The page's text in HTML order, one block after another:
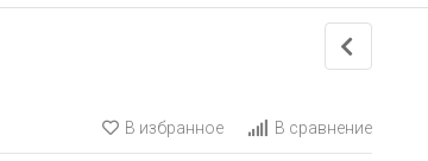
В избранное В сравнение